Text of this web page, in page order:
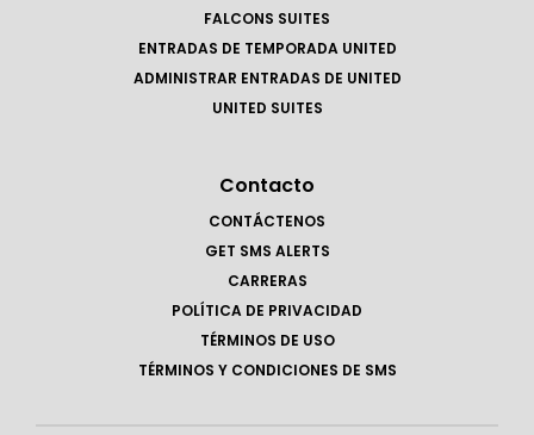
FALCONS SUITES
ENTRADAS DE TEMPORADA UNITED
ADMINISTRAR ENTRADAS DE UNITED
UNITED SUITES
Contacto
CONTÁCTENOS
GET SMS ALERTS
CARRERAS
POLÍTICA DE PRIVACIDAD
TÉRMINOS DE USO
TÉRMINOS Y CONDICIONES DE SMS